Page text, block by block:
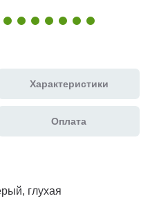
Характеристики
Оплата
глухая